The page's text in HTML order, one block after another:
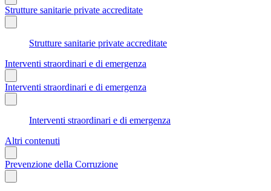
Strutture sanitarie private accreditate
Strutture sanitarie private accreditate
Interventi straordinari e di emergenza
Interventi straordinari e di emergenza
Interventi straordinari e di emergenza
Altri contenuti
Prevenzione della Corruzione